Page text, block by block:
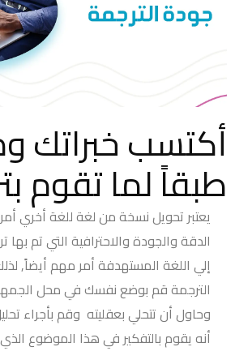
أكتسب خبراتك
طبقاً لما تقوم
يعتبر تحويل نسخة من لغة للغة أخري
الدقة والجودة والاحترافية التي تم
إلي اللغة المستهدفة أمر مهم أيضاً,
الترجمة قم بوضع نفسك في محل
وحاول أن تتحلي بعقليته وقم بأجراء
أنه يقوم بالتفكير في هذا الموضوع